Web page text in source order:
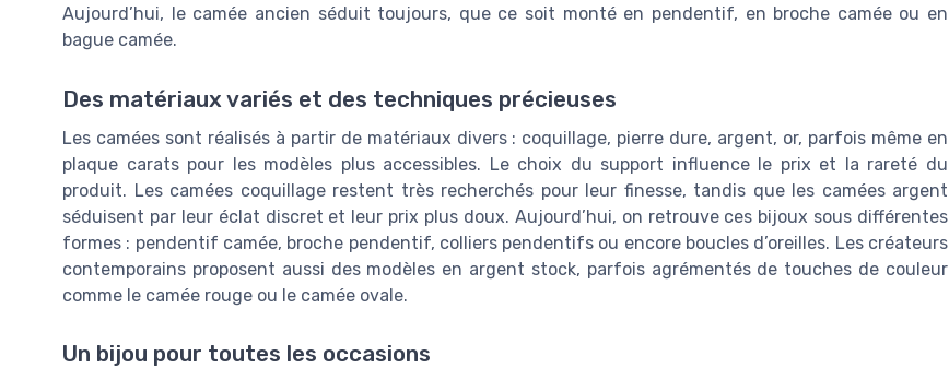
Aujourd’hui, le camée ancien séduit toujours, que ce soit monté en pendentif, en broche camée ou en
bague camée.
Des matériaux variés et des techniques précieuses
Les camées sont réalisés à partir de matériaux divers : coquillage, pierre dure, argent, or, parfois même en
plaque carats pour les modèles plus accessibles. Le choix du support influence le prix et la rareté du
produit. Les camées coquillage restent très recherchés pour leur finesse, tandis que les camées argent
séduisent par leur éclat discret et leur prix plus doux. Aujourd’hui, on retrouve ces bijoux sous différentes
formes : pendentif camée, broche pendentif, colliers pendentifs ou encore boucles d’oreilles. Les créateurs
contemporains proposent aussi des modèles en argent stock, parfois agrémentés de touches de couleur
comme le camée rouge ou le camée ovale.
Un bijou pour toutes les occasions